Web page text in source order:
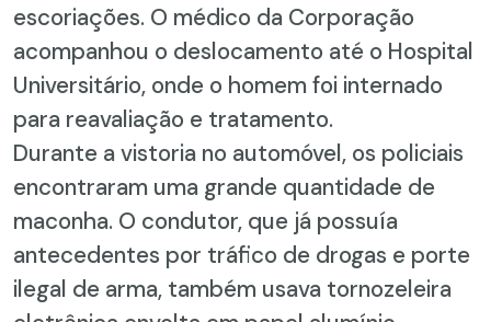
escoriações. O médico da Corporação
acompanhou o deslocamento até o Hospital
Universitário, onde o homem foi internado
para reavaliação e tratamento.
Durante a vistoria no automóvel, os policiais
encontraram uma grande quantidade de
maconha. O condutor, que já possuía
antecedentes por tráfico de drogas e porte
ilegal de arma, também usava tornozeleira